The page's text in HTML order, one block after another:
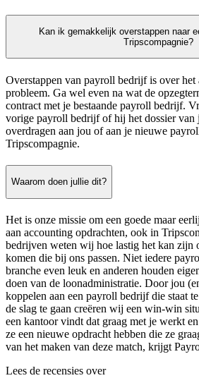
Kan ik gemakkelijk overstappen naar
Tripscompagnie?
Overstappen van payroll bedrijf is over het
probleem. Ga wel even na wat de
contract met je bestaande payroll bedrijf.
vorige payroll bedrijf of hij het dossier van
overdragen aan jou of aan je nieuwe
Tripscompagnie.
Waarom doen jullie dit?
Het is onze missie om een goede maar
aan accounting opdrachten, ook in
bedrijven weten wij hoe lastig het kan zijn
komen die bij ons passen. Niet iedere
branche even leuk en anderen houden
doen van de loonadministratie. Door jou
koppelen aan een payroll bedrijf die staat
de slag te gaan creëren wij een win-win
een kantoor vindt dat graag met je werkt
ze een nieuwe opdracht hebben die ze
van het maken van deze match, krijgt
Lees de recensies over